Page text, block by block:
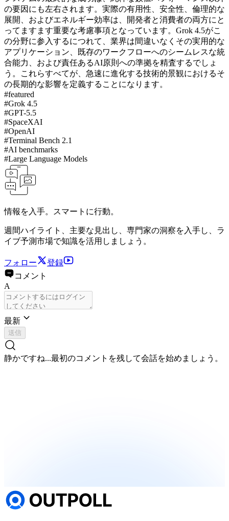
の要因にも左右されます。実際の有用性、安全性、倫理的な
展開、およびエネルギー効率は、開発者と消費者の両方にと
ってますます重要な考慮事項となっています。Grok 4.5がこ
の分野に参入するにつれて、業界は間違いなくその実用的な
アプリケーション、既存のワークフローへのシームレスな統
合能力、および責任あるAI原則への準拠を精査するでしょ
う。これらすべてが、急速に進化する技術的景観におけるそ
の長期的な影響を定義することになります。
#featured
#Grok 4.5
#GPT-5.5
#SpaceXAI
#OpenAI
#Terminal Bench 2.1
#AI benchmarks
#Large Language Models
情報を入手。スマートに行動。
週間ハイライト、主要な見出し、専門家の洞察を入手し、ラ
イブ予測市場で知識を活用しましょう。
フォロー
登録
コメント
A
最新
送信
静かですね...最初のコメントを残して会話を始めましょう。